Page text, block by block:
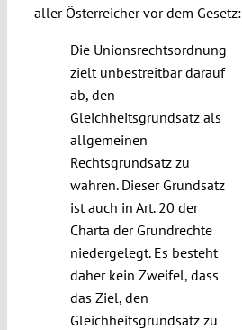
aller Österreicher vor dem Gesetz:
Die Unionsrechtsordnung
zielt unbestreitbar darauf
ab, den
Gleichheitsgrundsatz als
allgemeinen
Rechtsgrundsatz zu
wahren. Dieser Grundsatz
ist auch in Art. 20 der
Charta der Grundrechte
niedergelegt. Es besteht
daher kein Zweifel, dass
das Ziel, den
Gleichheitsgrundsatz zu